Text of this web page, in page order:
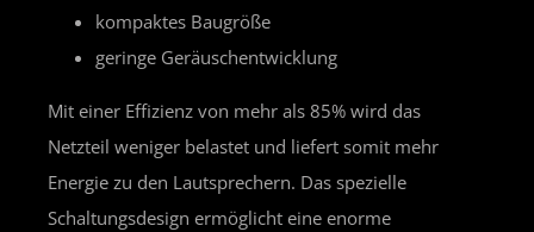
kompaktes Baugröße
geringe Geräuschentwicklung
Mit einer Effizienz von mehr als 85% wird das
Netzteil weniger belastet und liefert somit mehr
Energie zu den Lautsprechern. Das spezielle
Schaltungsdesign ermöglicht eine enorme